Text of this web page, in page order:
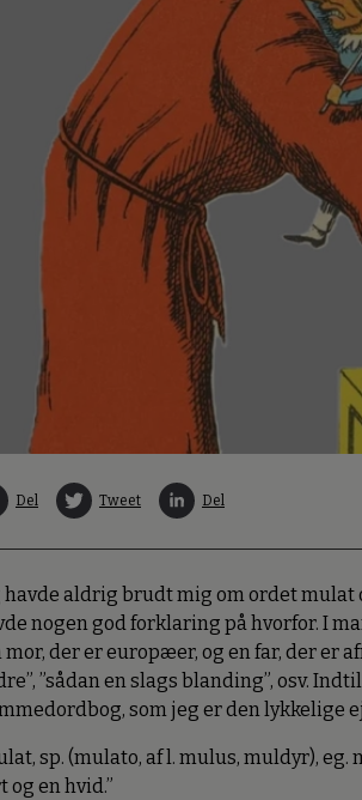
Del Tweet Del
havde aldrig brudt mig om ordet
nogen god forklaring på hvorfor. I
mor, der er europæer, og en far, der er
”sådan en slags blanding”, osv.
som jeg er den lykkelige
sp. (mulato, af l. mulus, muldyr),
og en hvid.”